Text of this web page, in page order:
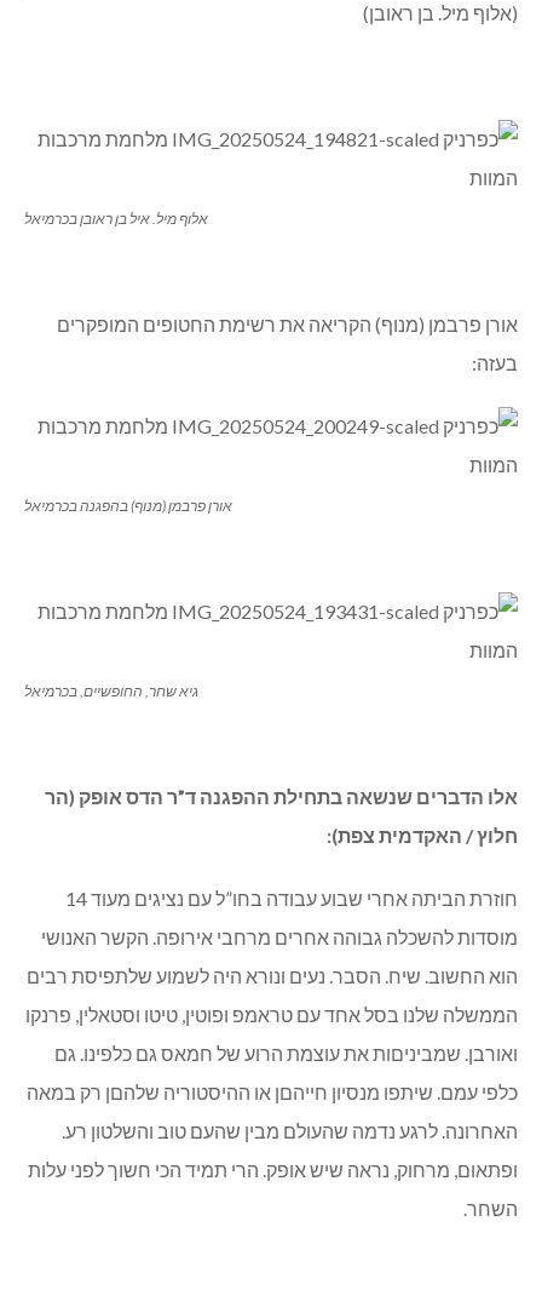
(אלוף מיל. בן ראובן)
אלוף מיל. איל בן ראובן בכרמיאל
אורן פרבמן (מנוף) הקריאה את רשימת החטופים המופקרים
בעזה:
אורן פרבמן (מנוף) בהפגנה בכרמיאל
גיא שחר, החופשיים, בכרמיאל
אלו הדברים שנשאה בתחילת ההפגנה ד”ר הדס אופק (הר
חלוץ / האקדמית צפת):
חוזרת הביתה אחרי שבוע עבודה בחו”ל עם נציגים מעוד 14
מוסדות להשכלה גבוהה אחרים מרחבי אירופה. הקשר האנושי
הוא החשוב. שיח. הסבר. נעים ונורא היה לשמוע שלתפיסת רבים
הממשלה שלנו בסל אחד עם טראמפ ופוטין, טיטו וסטאלין, פרנקו
ואורבן. שמביניםות את עוצמת הרוע של חמאס גם כלפינו. גם
כלפי עמם. שיתפו מנסיון חייהםן או ההיסטוריה שלהםן רק במאה
האחרונה. לרגע נדמה שהעולם מבין שהעם טוב והשלטון רע.
ופתאום, מרחוק, נראה שיש אופק. הרי תמיד הכי חשוך לפני עלות
השחר.